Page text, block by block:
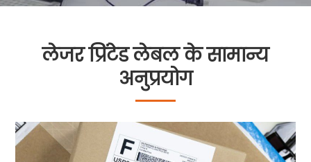
लेजर प्रिंटेड लेबल के सामान्य
अनुप्रयोग